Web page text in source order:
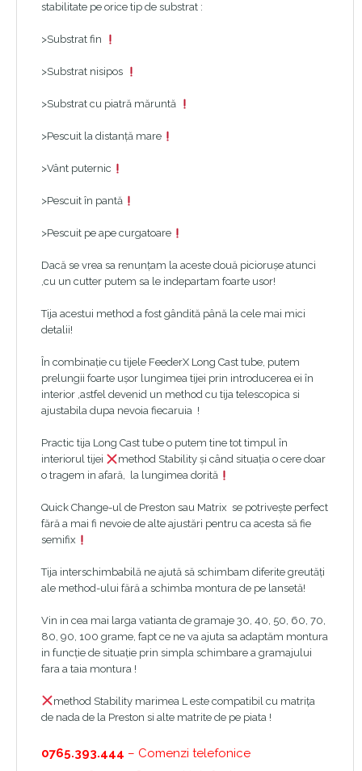
stabilitate pe orice tip de substrat :
>Substrat fin
>Substrat nisipos
>Substrat cu piatră măruntă
>Pescuit la distanță mare
>Vânt puternic
>Pescuit în pantă
>Pescuit pe ape curgatoare
Dacă se vrea sa renunțam la aceste două piciorușe atunci
,cu un cutter putem sa le indepartam foarte usor!
Tija acestui method a fost gândită până la cele mai mici
detalii!
În combinație cu tijele FeederX Long Cast tube, putem
prelungii foarte ușor lungimea tijei prin introducerea ei în
interior ,astfel devenid un method cu tija telescopica si
ajustabila dupa nevoia fiecaruia !
Practic tija Long Cast tube o putem tine tot timpul în
interiorul tijei
method Stability și când situația o cere doar
o tragem in afară, la lungimea dorită
Quick Change-ul de Preston sau Matrix se potrivește perfect
fără a mai fi nevoie de alte ajustări pentru ca acesta să fie
semifix
Tija interschimbabilă ne ajută să schimbam diferite greutăți
ale method-ului fără a schimba montura de pe lansetă!
Vin in cea mai larga vatianta de gramaje 30, 40, 50, 60, 70,
80, 90, 100 grame, fapt ce ne va ajuta sa adaptăm montura
in funcție de situație prin simpla schimbare a gramajului
fara a taia montura !
method Stability marimea L este compatibil cu matrița
de nada de la Preston si alte matrite de pe piata !
0765.393.444 – Comenzi telefonice